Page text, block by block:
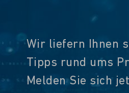
Wir liefern Ihnen
Tipps rund ums
Melden Sie sich